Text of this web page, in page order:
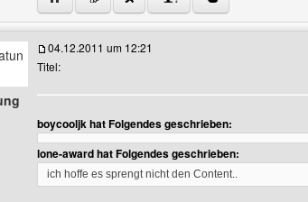
Benutzer-Profile anzeigen
04.12.2011 um 12:21
Titel:
boycooljk hat Folgendes geschrieben:
lone-award hat Folgendes geschrieben:
ich hoffe es sprengt nicht den Content..